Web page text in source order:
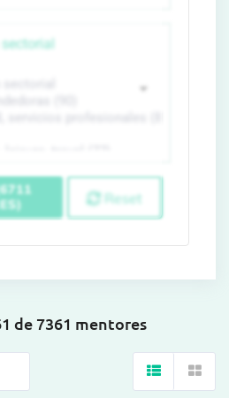
sectorial
Reset
de 7361 mentores